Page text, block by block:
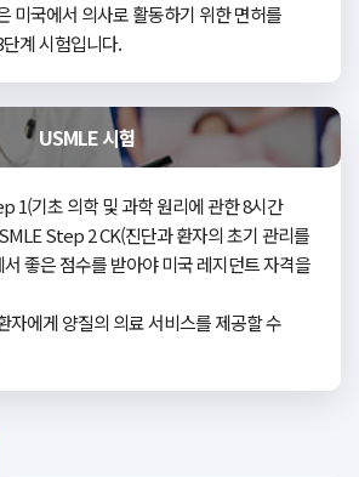
미국에서 의사로 활동하기 위한면허를
계 시험입니다.
USMLE 시험
1(기초 의학 및 과학 원리에 관한 8시간
Step 2 CK(진단과 환자의 초기 관리를
좋은 점수를 받아야 미국 레지던트 자격을
자에게 양질의 의료 서비스를 제공할 수